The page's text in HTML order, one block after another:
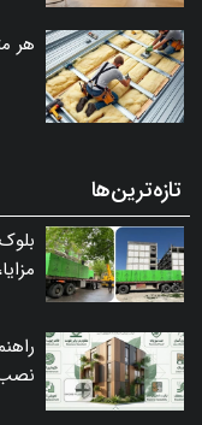
هر
تازه‌ترین‌ها
بلوک
نصب